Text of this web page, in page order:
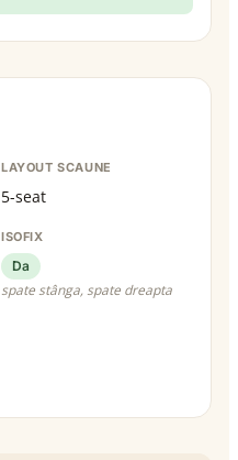
LAYOUT SCAUNE
5-seat
ISOFIX
Da
spate stânga, spate dreapta